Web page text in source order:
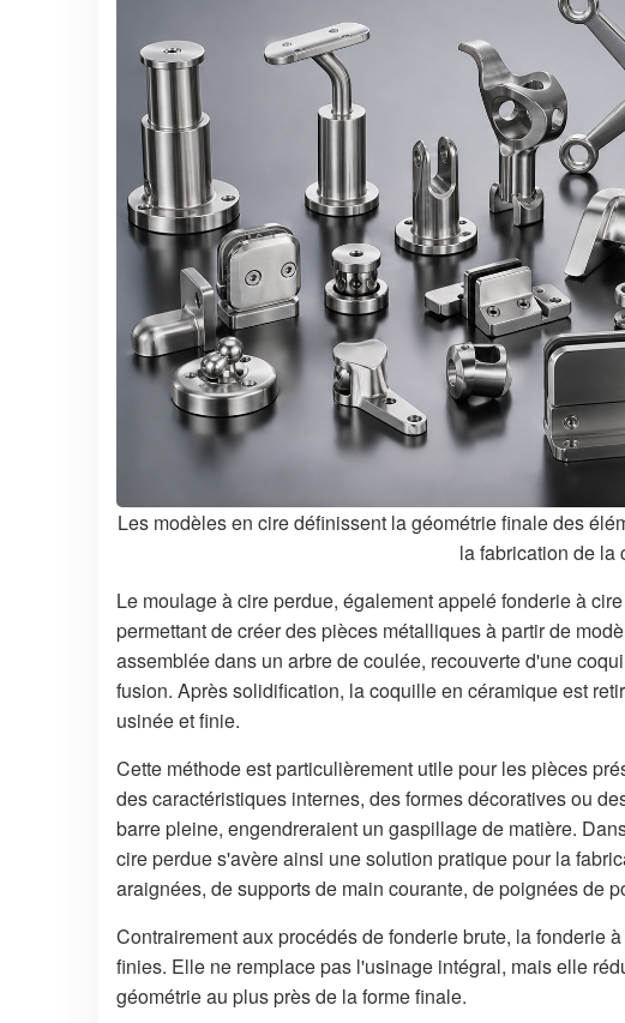
Les modèles en cire définissent la géométrie finale des
la fabrication de la
Le moulage à cire perdue, également appelé fonderie à
permettant de créer des pièces métalliques à partir de
assemblée dans un arbre de coulée, recouverte d'une
fusion. Après solidification, la coquille en céramique est
usinée et finie.
Cette méthode est particulièrement utile pour les pièces
des caractéristiques internes, des formes décoratives ou
barre pleine, engendreraient un gaspillage de matière.
cire perdue s'avère ainsi une solution pratique pour la
araignées, de supports de main courante, de poignées de
Contrairement aux procédés de fonderie brute, la fonderie
finies. Elle ne remplace pas l'usinage intégral, mais elle
géométrie au plus près de la forme finale.